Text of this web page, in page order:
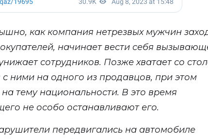
как компания нетрезвых мужчин
начинает вести себя
сотрудников. Позже хватает со
ними на одного из продавцов, при этом
тему национальности. В это время
не особо останавливают его.
передвигались на автомобиле